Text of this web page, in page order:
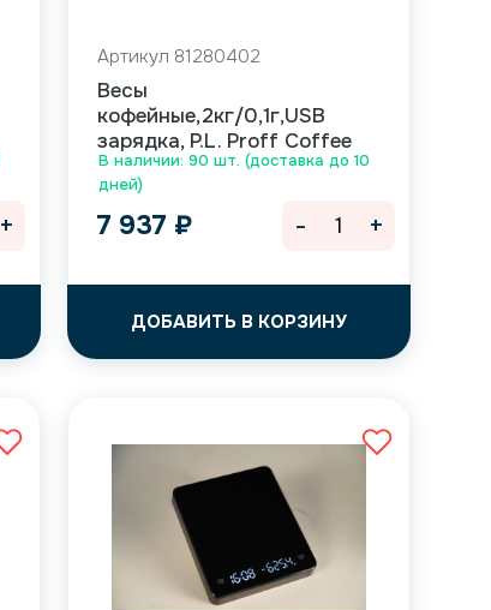
+
В наличии: 90 шт. (доставка до 10
дней)
Артикул 81280402
Весы
кофейные,2кг/0,1г,USB
зарядка, P.L. Proff Coffee
7 937 ₽
ДОБАВИТЬ В КОРЗИНУ
- +